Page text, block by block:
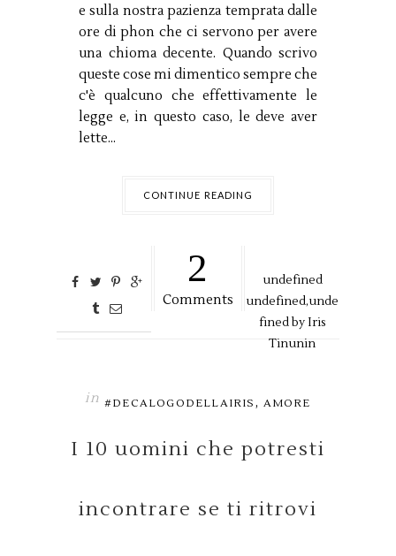
e sulla nostra pazienza temprata dalle
ore di phon che ci servono per avere
una chioma decente. Quando scrivo
queste cose mi dimentico sempre che
c'è qualcuno che effettivamente le
legge e, in questo caso, le deve aver
lette...
CONTINUE READING
2
Comments
undefined
undefined,unde
fined byIris
Tinunin
in #DECALOGODELLAIRIS , AMORE
I 10 uomini che potresti
incontrare se ti ritrovi